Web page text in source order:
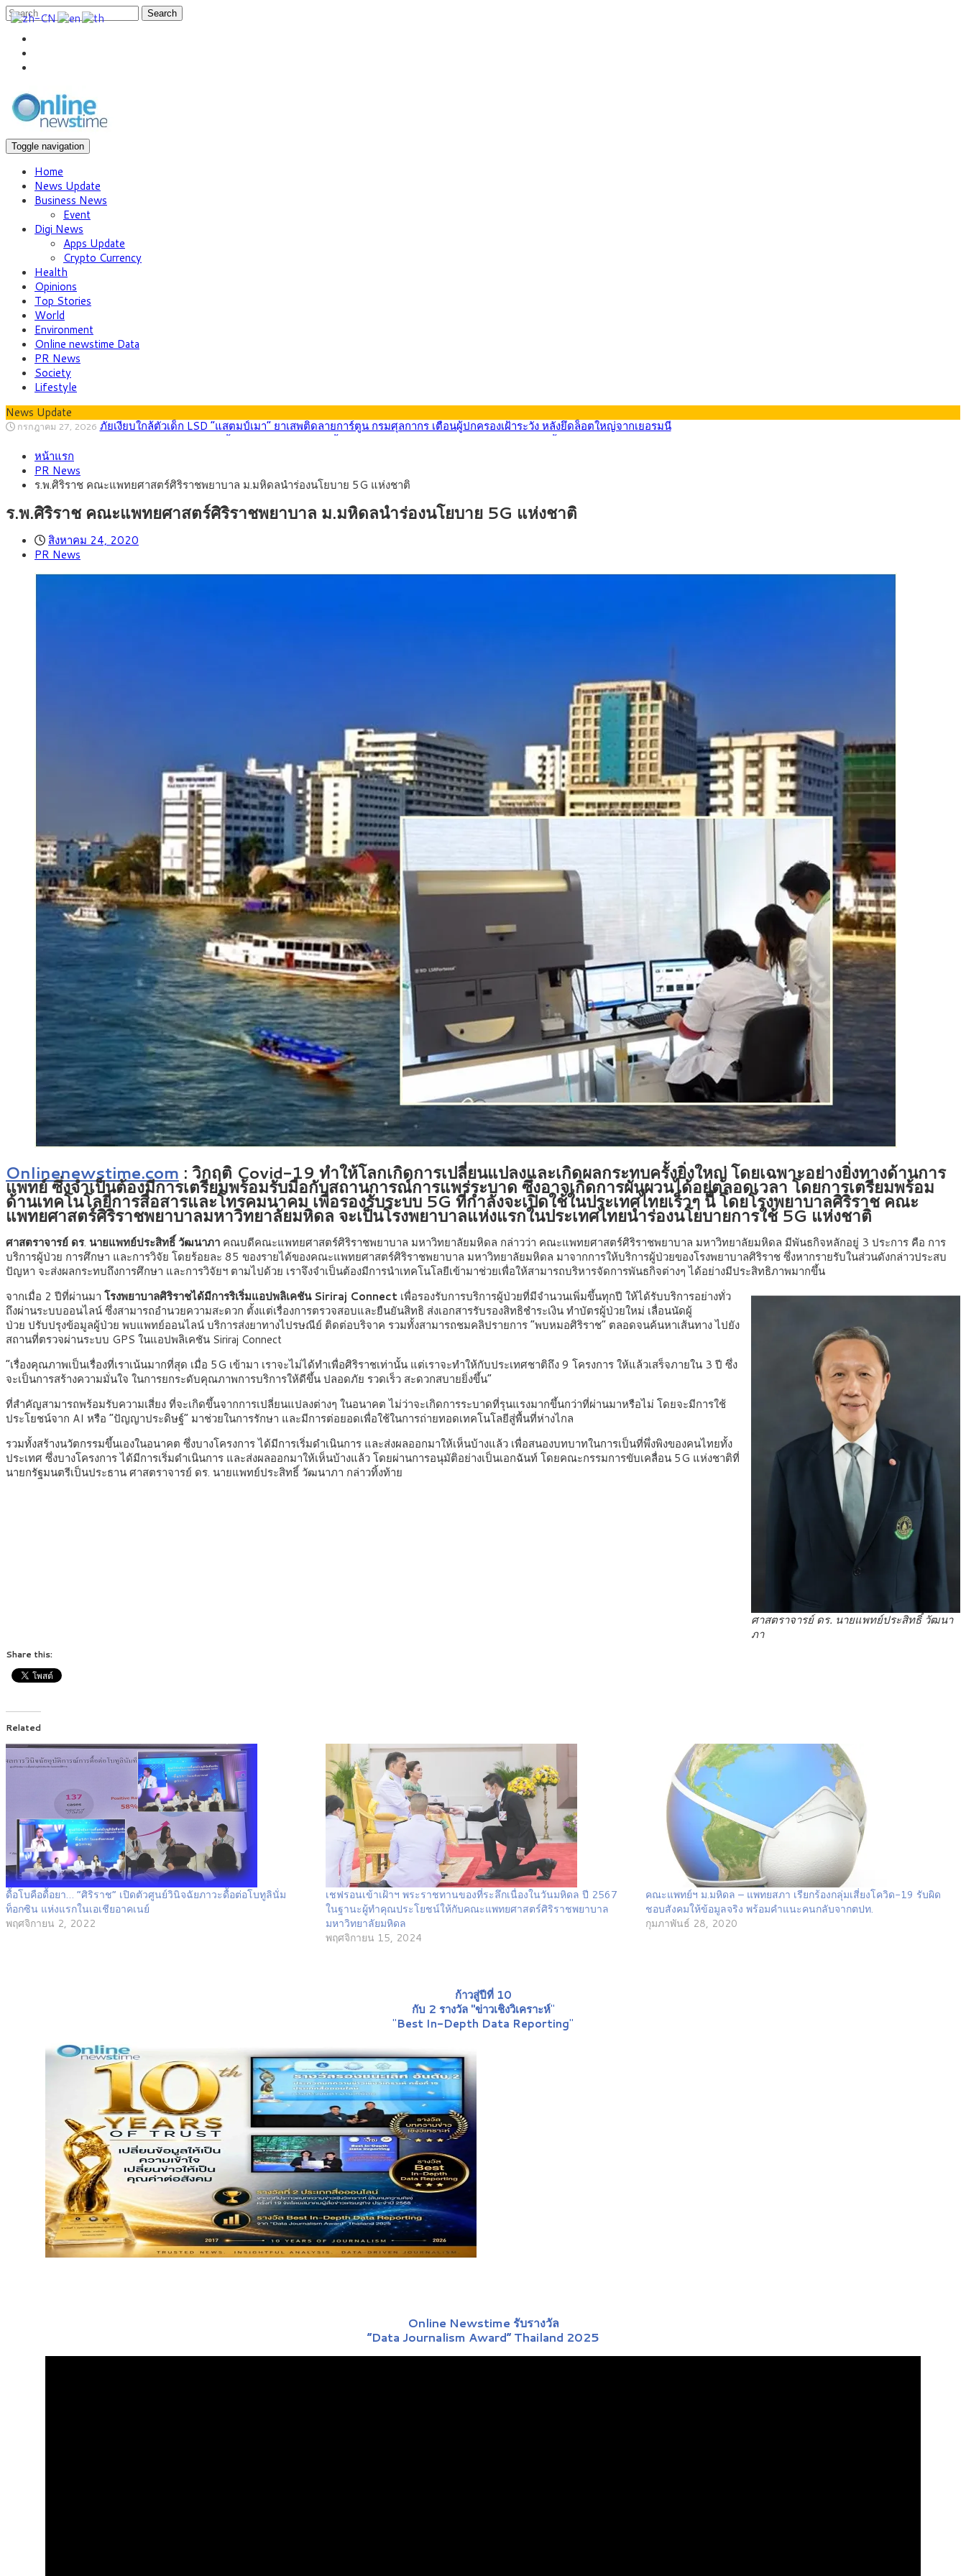
Search
Toggle navigation
Home
News Update
Business News
Event
Digi News
Apps Update
Crypto Currency
Health
Opinions
Top Stories
World
Environment
Online newstime Data
PR News
Society
Lifestyle
News Update
กรกฎาคม 27, 2026 กรุงศรี คาดเงินบาทสัปดาห์นี้ (27–31 ก.ค. 2569) ซื้อขายในกรอบ 33.40-34.00 มองเฟดคงดอกเบี้ย
สิงหาคม 4, 2026
สิงหาคม 3, 2026
สิงหาคม 1, 2026 “เอกนิติ” เปิดเครื่องยนต์เศรษฐกิจใหม่ของไทย เดินหน้า 5 ยุทธศาสตร์ รื้อโครงสร้างเศรษฐกิจ ดันไทยโตเต็มศักยภาพ
กรกฎาคม 27, 2026 ภัยเงียบใกล้ตัวเด็ก LSD “แสตมป์เมา” ยาเสพติดลายการ์ตูน กรมศุลกากร เตือนผู้ปกครองเฝ้าระวัง หลังยึดล็อตใหญ่จากเยอรมนี
หน้าแรก
PR News
ร.พ.ศิริราช คณะแพทยศาสตร์ศิริราชพยาบาล ม.มหิดลนำร่องนโยบาย 5G แห่งชาติ
ร.พ.ศิริราช คณะแพทยศาสตร์ศิริราชพยาบาล ม.มหิดลนำร่องนโยบาย 5G แห่งชาติ
สิงหาคม 24, 2020
PR News
Onlinenewstime.com : วิกฤติ Covid-19 ทำให้โลกเกิดการเปลี่ยนแปลงและเกิดผลกระทบครั้งยิ่งใหญ่ โดยเฉพาะอย่างยิ่งทางด้านการ
แพทย์ ซึ่งจำเป็นต้องมีการเตรียมพร้อมรับมือกับสถานการณ์การแพร่ระบาด ซึ่งอาจเกิดการผันผวนได้อยู่ตลอดเวลา โดยการเตรียมพร้อม
ด้านเทคโนโลยีการสื่อสารและโทรคมนาคม เพื่อรองรับระบบ 5G ที่กำลังจะเปิดใช้ในประเทศไทยเร็วๆ นี้ โดยโรงพยาบาลศิริราช คณะ
แพทยศาสตร์ศิริราชพยาบาลมหาวิทยาลัยมหิดล จะเป็นโรงพยาบาลแห่งแรกในประเทศไทยนำร่องนโยบายการใช้ 5G แห่งชาติ
ศาสตราจารย์ ดร. นายแพทย์ประสิทธิ์วัฒนาภา คณบดีคณะแพทยศาสตร์ศิริราชพยาบาล มหาวิทยาลัยมหิดล กล่าวว่า คณะแพทยศาสตร์ศิริราชพยาบาล มหาวิทยาลัยมหิดล มีพันธกิจหลักอยู่ 3 ประการ คือ การ
บริการผู้ป่วย การศึกษา และการวิจัย โดยร้อยละ 85 ของรายได้ของคณะแพทยศาสตร์ศิริราชพยาบาล มหาวิทยาลัยมหิดล มาจากการให้บริการผู้ป่วยของโรงพยาบาลศิริราช ซึ่งหากรายรับในส่วนดังกล่าวประสบ
ปัญหา จะส่งผลกระทบถึงการศึกษา และการวิจัยฯ ตามไปด้วย เราจึงจำเป็นต้องมีการนำเทคโนโลยีเข้ามาช่วยเพื่อให้สามารถบริหารจัดการพันธกิจต่างๆ ได้อย่างมีประสิทธิภาพมากขึ้น
ศาสตราจารย์ ดร. นายแพทย์ประสิทธิ์ วัฒนา
ภา
จากเมื่อ 2 ปีที่ผ่านมา โรงพยาบาลศิริราชได้มีการริเริ่มแอปพลิเคชัน Siriraj Connect เพื่อรองรับการบริการผู้ป่วยที่มีจำนวนเพิ่มขึ้นทุกปี ให้ได้รับบริการอย่างทั่ว
ถึงผ่านระบบออนไลน์ ซึ่งสามารถอำนวยความสะดวก ตั้งแต่เรื่องการตรวจสอบและยืนยันสิทธิ ส่งเอกสารรับรองสิทธิชำระเงิน ทำบัตรผู้ป่วยใหม่ เลื่อนนัดผู้
ป่วย ปรับปรุงข้อมูลผู้ป่วย พบแพทย์ออนไลน์ บริการส่งยาทางไปรษณีย์ ติดต่อบริจาค รวมทั้งสามารถชมคลิปรายการ “พบหมอศิริราช” ตลอดจนค้นหาเส้นทาง ไปยัง
สถานที่ตรวจผ่านระบบ GPS ในแอปพลิเคชัน Siriraj Connect
“เรื่องคุณภาพเป็นเรื่องที่เราเน้นมากที่สุด เมื่อ 5G เข้ามา เราจะไม่ได้ทำเพื่อศิริราชเท่านั้น แต่เราจะทำให้กับประเทศชาติถึง 9 โครงการ ให้แล้วเสร็จภายใน 3 ปี ซึ่ง
จะเป็นการสร้างความมั่นใจ ในการยกระดับคุณภาพการบริการให้ดีขึ้น ปลอดภัย รวดเร็ว สะดวกสบายยิ่งขึ้น”
ที่สำคัญสามารถพร้อมรับความเสี่ยง ที่จะเกิดขึ้นจากการเปลี่ยนแปลงต่างๆ ในอนาคต ไม่ว่าจะเกิดการระบาดที่รุนแรงมากขึ้นกว่าที่ผ่านมาหรือไม่ โดยจะมีการใช้
ประโยชน์จาก AI หรือ “ปัญญาประดิษฐ์” มาช่วยในการรักษา และมีการต่อยอดเพื่อใช้ในการถ่ายทอดเทคโนโลยีสู่พื้นที่ห่างไกล
รวมทั้งสร้างนวัตกรรมขึ้นเองในอนาคต ซึ่งบางโครงการ ได้มีการเริ่มดำเนินการ และส่งผลออกมาให้เห็นบ้างแล้ว เพื่อสนองบทบาทในการเป็นที่พึ่งพิงของคนไทยทั้ง
ประเทศ ซึ่งบางโครงการ ได้มีการเริ่มดำเนินการ และส่งผลออกมาให้เห็นบ้างแล้ว โดยผ่านการอนุมัติอย่างเป็นเอกฉันท์ โดยคณะกรรมการขับเคลื่อน 5G แห่งชาติที่
นายกรัฐมนตรีเป็นประธาน ศาสตราจารย์ ดร. นายแพทย์ประสิทธิ์ วัฒนาภา กล่าวทิ้งท้าย
Share this:
Related
ดื้อโบคือดื้อยา… “ศิริราช” เปิดตัวศูนย์วินิจฉัยภาวะดื้อต่อโบทูลินั่ม
ท็อกซิน แห่งแรกในเอเชียอาคเนย์
พฤศจิกายน 2, 2022
เชฟรอนเข้าเฝ้าฯ พระราชทานของที่ระลึกเนื่องในวันมหิดล ปี 2567
ในฐานะผู้ทำคุณประโยชน์ให้กับคณะแพทยศาสตร์ศิริราชพยาบาล
มหาวิทยาลัยมหิดล
พฤศจิกายน 15, 2024
คณะแพทย์ฯ ม.มหิดล – แพทยสภา เรียกร้องกลุ่มเสี่ยงโควิด-19 รับผิด
ชอบสังคมให้ข้อมูลจริง พร้อมคำแนะคนกลับจากตปท.
กุมภาพันธ์ 28, 2020
ก้าวสู่ปีที่ 10
กับ 2 รางวัล "ข่าวเชิงวิเคราะห์"
"Best In-Depth Data Reporting"
Online Newstime รับรางวัล
“Data Journalism Award” Thailand 2025